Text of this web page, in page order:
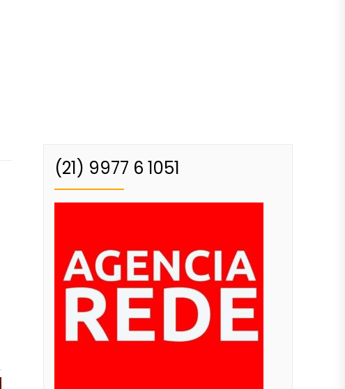
(21) 9977 6 1051